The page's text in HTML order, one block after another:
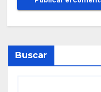
Buscar